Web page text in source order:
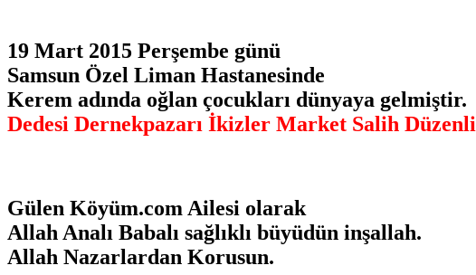
19 Mart 2015 Perşembe günü
Samsun Özel Liman Hastanesinde
Kerem adında oğlan çocukları dünyaya gelmiştir.
Dedesi Dernekpazarı İkizler Market Salih Düzenli
Gülen Köyüm.com Ailesi olarak
Allah Analı Babalı sağlıklı büyüdün inşallah.
Allah Nazarlardan Korusun.